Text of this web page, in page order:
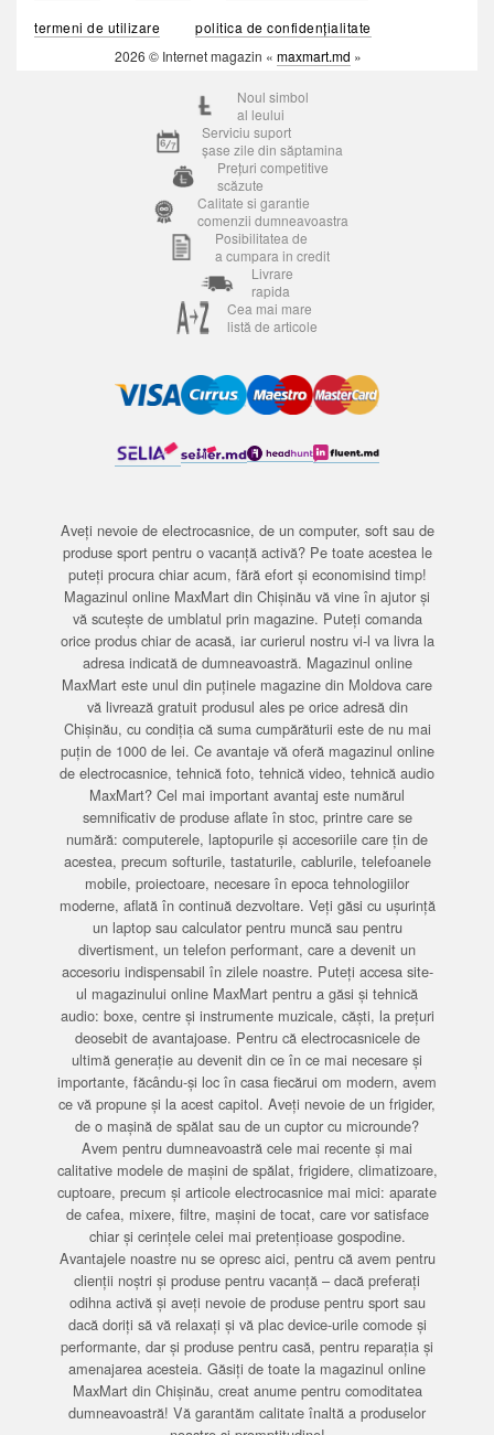
termeni de utilizare
politica de confidențialitate
2026 © Internet magazin « maxmart.md »
Noul simbol
al leului
Serviciu suport
șase zile din săptamina
Prețuri competitive
scăzute
Calitate si garantie
comenzii dumneavoastra
Posibilitatea de
a cumpara in credit
Livrare
rapida
Cea mai mare
listă de articole
Aveți nevoie de electrocasnice, de un computer, soft sau de
produse sport pentru o vacanță activă? Pe toate acestea le
puteți procura chiar acum, fără efort și economisind timp!
Magazinul online MaxMart din Chișinău vă vine în ajutor și
vă scutește de umblatul prin magazine. Puteți comanda
orice produs chiar de acasă, iar curierul nostru vi-l va livra la
adresa indicată de dumneavoastră. Magazinul online
MaxMart este unul din puținele magazine din Moldova care
vă livrează gratuit produsul ales pe orice adresă din
Chișinău, cu condiția că suma cumpărăturii este de nu mai
puțin de 1000 de lei. Ce avantaje vă oferă magazinul online
de electrocasnice, tehnică foto, tehnică video, tehnică audio
MaxMart? Cel mai important avantaj este numărul
semnificativ de produse aflate în stoc, printre care se
numără: computerele, laptopurile și accesoriile care țin de
acestea, precum softurile, tastaturile, cablurile, telefoanele
mobile, proiectoare, necesare în epoca tehnologiilor
moderne, aflată în continuă dezvoltare. Veți găsi cu ușurință
un laptop sau calculator pentru muncă sau pentru
divertisment, un telefon performant, care a devenit un
accesoriu indispensabil în zilele noastre. Puteți accesa site-
ul magazinului online MaxMart pentru a găsi și tehnică
audio: boxe, centre și instrumente muzicale, căști, la prețuri
deosebit de avantajoase. Pentru că electrocasnicele de
ultimă generație au devenit din ce în ce mai necesare și
importante, făcându-și loc în casa fiecărui om modern, avem
ce vă propune și la acest capitol. Aveți nevoie de un frigider,
de o mașină de spălat sau de un cuptor cu microunde?
Avem pentru dumneavoastră cele mai recente și mai
calitative modele de mașini de spălat, frigidere, climatizoare,
cuptoare, precum și articole electrocasnice mai mici: aparate
de cafea, mixere, filtre, mașini de tocat, care vor satisface
chiar și cerințele celei mai pretențioase gospodine.
Avantajele noastre nu se opresc aici, pentru că avem pentru
clienții noștri și produse pentru vacanță – dacă preferați
odihna activă și aveți nevoie de produse pentru sport sau
dacă doriți să vă relaxați și vă plac device-urile comode și
performante, dar și produse pentru casă, pentru reparația și
amenajarea acesteia. Găsiți de toate la magazinul online
MaxMart din Chișinău, creat anume pentru comoditatea
dumneavoastră! Vă garantăm calitate înaltă a produselor